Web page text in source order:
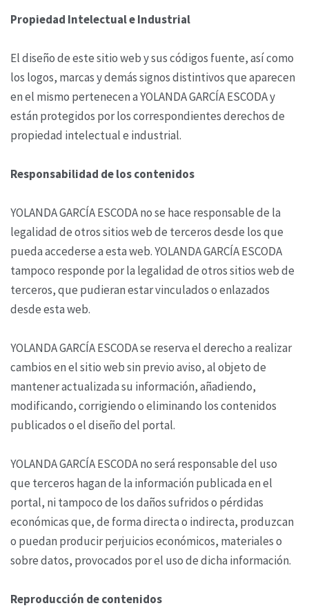
Propiedad Intelectual e Industrial
El diseño de este sitio web y sus códigos fuente, así como
los logos, marcas y demás signos distintivos que aparecen
en el mismo pertenecen a YOLANDA GARCÍA ESCODA y
están protegidos por los correspondientes derechos de
propiedad intelectual e industrial.
Responsabilidad de los contenidos
YOLANDA GARCÍA ESCODA no se hace responsable de la
legalidad de otros sitios web de terceros desde los que
pueda accederse a esta web. YOLANDA GARCÍA ESCODA
tampoco responde por la legalidad de otros sitios web de
terceros, que pudieran estar vinculados o enlazados
desde esta web.
YOLANDA GARCÍA ESCODA se reserva el derecho a realizar
cambios en el sitio web sin previo aviso, al objeto de
mantener actualizada su información, añadiendo,
modificando, corrigiendo o eliminando los contenidos
publicados o el diseño del portal.
YOLANDA GARCÍA ESCODA no será responsable del uso
que terceros hagan de la información publicada en el
portal, ni tampoco de los daños sufridos o pérdidas
económicas que, de forma directa o indirecta, produzcan
o puedan producir perjuicios económicos, materiales o
sobre datos, provocados por el uso de dicha información.
Reproducción de contenidos